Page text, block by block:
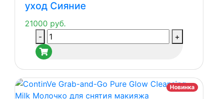
кожи
уход Сияние
21000 руб.
Количество
товара
Vitamin
C
Grab-
And-
- +
Новинка